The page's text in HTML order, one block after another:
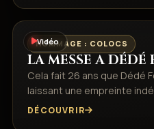
Vidéo
HOMMAGE : COLOCS
LA MESSE A DÉDÉ
Cela fait 26 ans que Dédé
laissant une empreinte
DÉCOUVRIR